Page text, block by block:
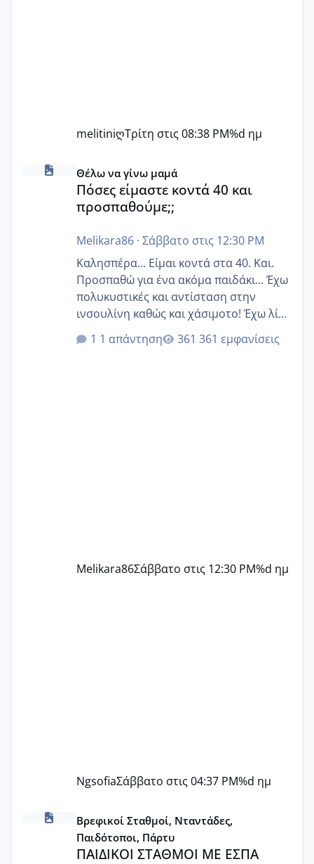
melitiniღΤρίτη στις 08:38 PM%d ημ
Πόσες είμαστε κοντά 40 και προσπαθούμε;;
Θέλω να γίνω μαμά
Πόσες είμαστε κοντά 40 και
προσπαθούμε;;
Melikara86· Σάββατο στις 12:30 PM
Καλησπέρα... Είμαι κοντά στα 40. Και.
Προσπαθώ για ένα ακόμα παιδάκι... Έχω
πολυκυστικές και αντίσταση στην
ινσουλίνη καθώς και χάσιμοτο! Έχω λίγα
κιλά παραπάνω και όσο κ αν προσπαθώ
δεν χάνω εύκολα! Προσπαθώ για ακόμη
1 απάντηση 361 εμφανίσεις
Melikara86Σάββατο στις 12:30 PM%d ημ
NgsofiaΣάββατο στις 04:37 PM%d ημ
ΠΑΙΔΙΚΟΙ ΣΤΑΘΜΟΙ ΜΕ ΕΣΠΑ
Βρεφικοί Σταθμοί, Νταντάδες,
Παιδότοποι, Πάρτυ
ΠΑΙΔΙΚΟΙ ΣΤΑΘΜΟΙ ΜΕ ΕΣΠΑ